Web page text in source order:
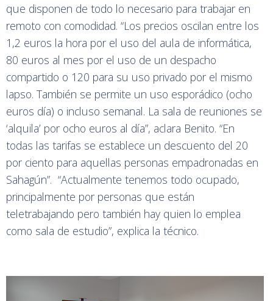
que disponen de todo lo necesario para trabajar en
remoto con comodidad. “Los precios oscilan entre los
1,2 euros la hora por el uso del aula de informática,
80 euros al mes por el uso de un despacho
compartido o 120 para su uso privado por el mismo
lapso. También se permite un uso esporádico (ocho
euros día) o incluso semanal. La sala de reuniones se
‘alquila’ por ocho euros al día”, aclara Benito. “En
todas las tarifas se establece un descuento del 20
por ciento para aquellas personas empadronadas en
Sahagún”. “Actualmente tenemos todo ocupado,
principalmente por personas que están
teletrabajando pero también hay quien lo emplea
como sala de estudio”, explica la técnico.